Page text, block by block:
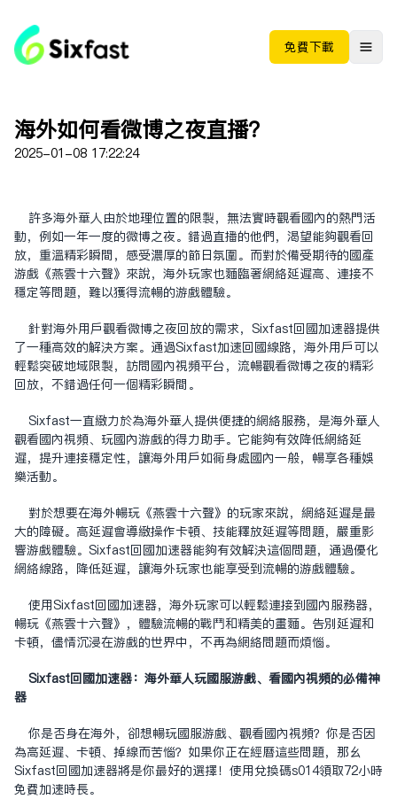
免费下载
海外如何看微博之夜直播？
2025-01-08 17:22:24
许多海外华人由于地理位置的限制，无法实时观看国内的热门活
动，例如一年一度的微博之夜。错过直播的他们，渴望能够观看回
放，重温精彩瞬间，感受浓厚的节日氛围。而对于备受期待的国产
游戏《燕云十六声》来说，海外玩家也面临着网络延迟高、连接不
稳定等问题，难以获得流畅的游戏体验。
针对海外用户观看微博之夜回放的需求，Sixfast回国加速器提供
了一种高效的解决方案。通过Sixfast加速回国线路，海外用户可以
轻松突破地域限制，访问国内视频平台，流畅观看微博之夜的精彩
回放，不错过任何一个精彩瞬间。
Sixfast一直致力于为海外华人提供便捷的网络服务，是海外华人
观看国内视频、玩国内游戏的得力助手。它能够有效降低网络延
迟，提升连接稳定性，让海外用户如同身处国内一般，畅享各种娱
乐活动。
对于想要在海外畅玩《燕云十六声》的玩家来说，网络延迟是最
大的障碍。高延迟会导致操作卡顿、技能释放延迟等问题，严重影
响游戏体验。Sixfast回国加速器能够有效解决这个问题，通过优化
网络线路，降低延迟，让海外玩家也能享受到流畅的游戏体验。
使用Sixfast回国加速器，海外玩家可以轻松连接到国内服务器，
畅玩《燕云十六声》，体验流畅的战斗和精美的画面。告别延迟和
卡顿，尽情沉浸在游戏的世界中，不再为网络问题而烦恼。
Sixfast回国加速器：海外华人玩国服游戏、看国内视频的必备神
器
你是否身在海外，却想畅玩国服游戏、观看国内视频？你是否因
为高延迟、卡顿、掉线而苦恼？如果你正在经历这些问题，那么
Sixfast回国加速器将是你最好的选择！使用兑换码s014领取72小时
免费加速时长。